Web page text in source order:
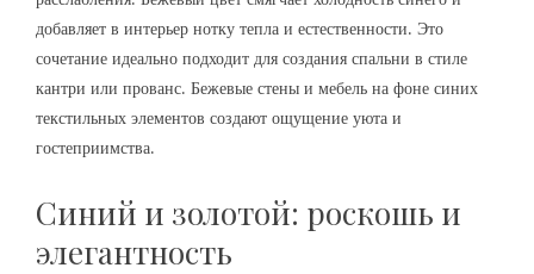
добавляет в интерьер нотку тепла и естественности. Это
сочетание идеально подходит для создания спальни в стиле
кантри или прованс. Бежевые стены и мебель на фоне синих
текстильных элементов создают ощущение уюта и
гостеприимства.
Синий и золотой: роскошь и
элегантность